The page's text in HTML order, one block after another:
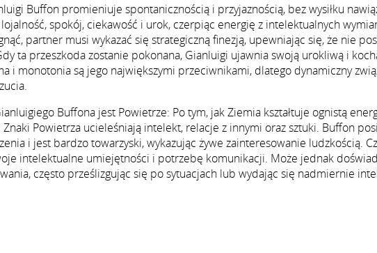
Buffon promieniuje spontanicznością i przyjaznością, bez wysiłku
spokój, ciekawość i urok, czerpiąc energię z intelektualnych
partner musi wykazać się strategiczną finezją, upewniając się, że nie
ta przeszkoda zostanie pokonana, Gianluigi ujawnia swoją urokliwą i
i monotonia są jego największymi przeciwnikami, dlatego dynamiczny
Buffona jest Powietrze: Po tym, jak Ziemia kształtuje ognistą
Powietrza ucieleśniają intelekt, relacje z innymi oraz sztuki. Buffon
i jest bardzo towarzyski, wykazując żywe zainteresowanie ludzkością.
intelektualne umiejętności i potrzebę komunikacji. Może jednak
często prześlizgując się po sytuacjach lub wydając się nadmiernie